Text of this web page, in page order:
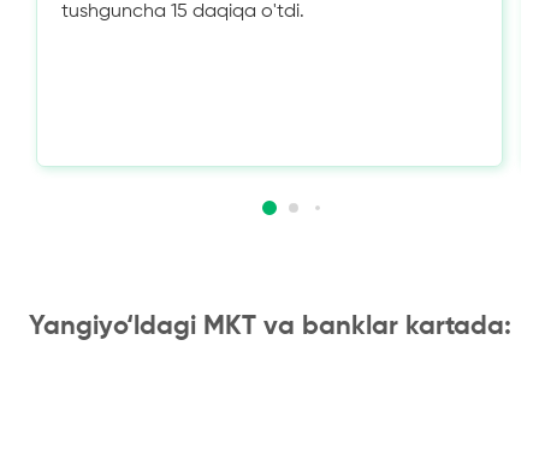
tushguncha 15 daqiqa o'tdi.
Yangiyo‘ldagi MKT va banklar kartada: